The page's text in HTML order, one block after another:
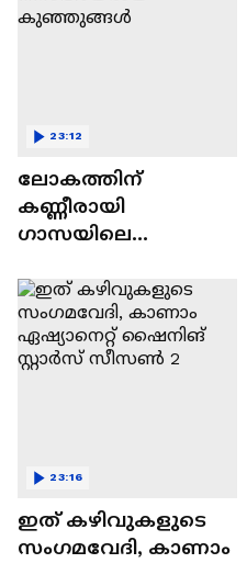
ലോകത്തിന്
കണ്ണീരായി
ഗാസയിലെ
കുഞ്ഞുങ്ങൾ
23:12
ഇത് കഴിവുകളുടെ
സംഗമവേദി, കാണാം
23:16